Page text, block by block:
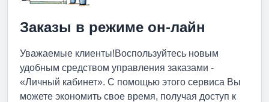
Заказы в режиме он-лайн
Уважаемые клиенты!Воспользуйтесь новым
удобным средством управления заказами -
«Личный кабинет». С помощью этого сервиса Вы
можете экономить свое время, получая доступ к